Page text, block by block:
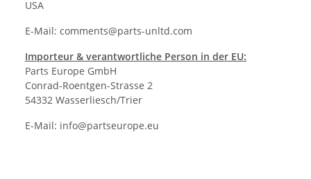
USA
E-Mail: comments@parts-unltd.com
Importeur & verantwortliche Person in der EU:
Parts Europe GmbH
Conrad-Roentgen-Strasse 2
54332 Wasserliesch/Trier
E-Mail: info@partseurope.eu